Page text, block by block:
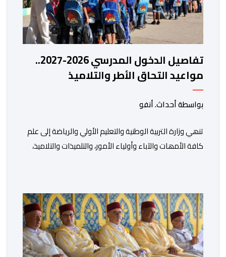
تفاصيل الدخول المدرسي 2026-2027..
مواعيد التحاق الأطر والتلاميذ
بالمؤسسات التعليمية
بواسطة أحداث. أنفو
تنھي وزارة التربیة الوطنیة والتعلیم الأولي والریاضة إلى علم
كافة الأمھات والآباء وأولیاء الأمور، والتلمیذات والتلامیذ،
المحدد سلفا طبقا لمقتضیات المقرر الوزاري رقم 047.26
الصادر بتاریخ 3 یولیوز 2026 بشأن تنظیم السنة الدراسیة.
وأوضحت الوزارة، في بلاغ، أن أطر […]